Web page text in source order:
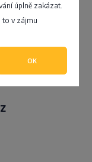
úplně zakázat.
to v zájmu
OK